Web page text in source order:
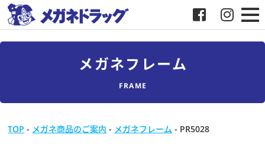
メガネフレーム
FRAME
TOP - メガネ商品のご案内 - メガネフレーム - PR5028